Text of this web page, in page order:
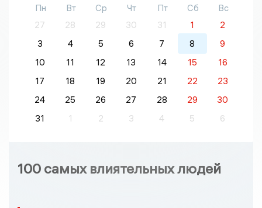
Пн Вт Ср Чт Пт Сб
Вс
27
28 29 30 31 1
2
3
4 5 6 7 8
9
10
11 12 13 14 15
16
17
18 19 20 21 22
23
24
25 26 27 28 29
30
31
1 2 3 4 5 6
100 самых влиятельных людей